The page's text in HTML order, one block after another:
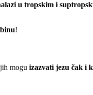
u tropskim i
!
mogu izazvati jezu čak i